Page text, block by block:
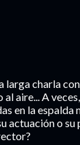
larga charla
aire... A
en la
actuación o